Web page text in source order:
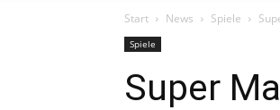
Start News Spiele
Spiele
Super